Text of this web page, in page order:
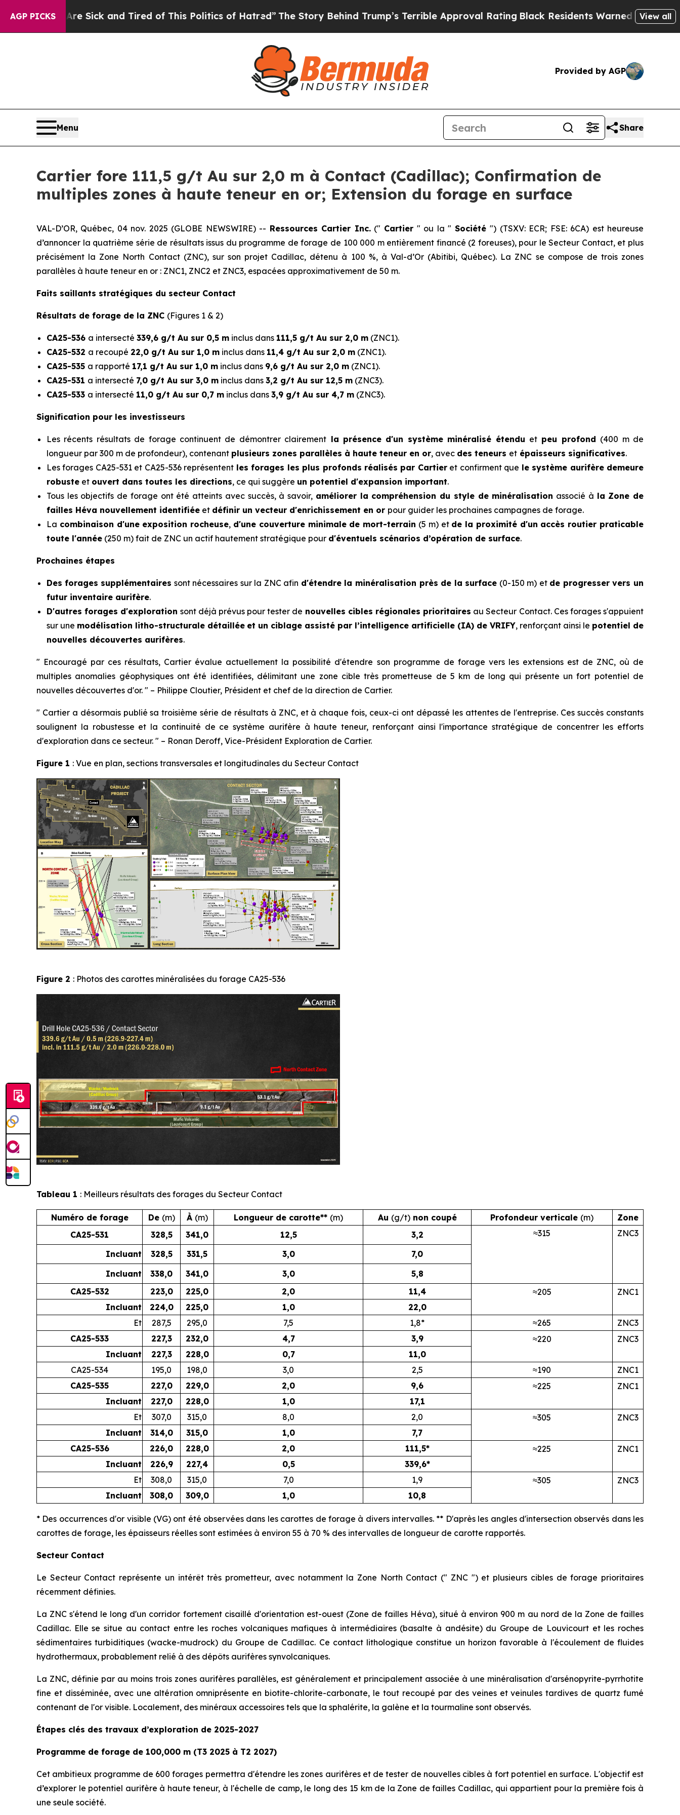
AGP PICKS
Are Sick and Tired of This Politics of Hatred”The Story Behind Trump’s Terrible Approval RatingBlack Residents Warned of Abusive Cops for
View all
Provided by AGP
Menu Share
Cartier fore 111,5 g/t Au sur 2,0 m à Contact (Cadillac); Confirmation de
multiples zones à haute teneur en or; Extension du forage en surface
VAL-D’OR, Québec, 04 nov. 2025 (GLOBE NEWSWIRE) -- Ressources Cartier Inc.(″ Cartier ″ ou la ″ Société″) (TSXV: ECR; FSE: 6CA) est heureuse
d’annoncer la quatrième série de résultats issus du programme de forage de 100 000 m entièrement financé (2 foreuses), pour le Secteur Contact, et plus
précisément la Zone North Contact (ZNC), sur son projet Cadillac, détenu à 100 %, à Val-d’Or (Abitibi, Québec). La ZNC se compose de trois zones
parallèles à haute teneur en or : ZNC1, ZNC2 et ZNC3, espacées approximativement de 50 m.
Faits saillants stratégiques du secteur Contact
Résultats de forage de la ZNC (Figures 1 & 2)
CA25-536 a intersecté 339,6 g/t Au sur 0,5 m inclus dans 111,5 g/t Au sur 2,0 m (ZNC1).
CA25-532 a recoupé 22,0 g/t Au sur 1,0 m inclus dans 11,4 g/t Au sur 2,0 m (ZNC1).
CA25-535 a rapporté 17,1 g/t Au sur 1,0 m inclus dans 9,6 g/t Au sur 2,0 m (ZNC1).
CA25-531 a intersecté 7,0 g/t Au sur 3,0 m inclus dans 3,2 g/t Au sur 12,5 m (ZNC3).
CA25-533 a intersecté 11,0 g/t Au sur 0,7 m inclus dans 3,9 g/t Au sur 4,7 m (ZNC3).
Signification pour les investisseurs
Les récents résultats de forage continuent de démontrer clairement la présence d'un système minéralisé étendu et peu profond (400 m de
longueur par 300 m de profondeur), contenant plusieurs zones parallèles à haute teneur en or, avec des teneurs et épaisseurs significatives.
Les forages CA25-531 et CA25-536 représentent les forages les plus profonds réalisés par Cartieret confirment que le système aurifère demeure
robuste et ouvert dans toutes les directions, ce qui suggère un potentiel d'expansion important.
Tous les objectifs de forage ont été atteints avec succès, à savoir, améliorer la compréhension du style de minéralisation associé à la Zone de
failles Héva nouvellement identifiée et définir un vecteur d'enrichissement en or pour guider les prochaines campagnes de forage.
La combinaison d'une exposition rocheuse, d'une couverture minimale de mort-terrain (5 m) et de la proximité d'un accès routier praticable
toute l'année (250 m) fait de ZNC un actif hautement stratégique pour d'éventuels scénarios d’opération de surface.
Prochaines étapes
Des forages supplémentaires sont nécessaires sur la ZNC afin d'étendre la minéralisation près de la surface (0-150 m) et de progresser vers un
futur inventaire aurifère.
D'autres forages d'exploration sont déjà prévus pour tester de nouvelles cibles régionales prioritaires au Secteur Contact. Ces forages s'appuient
sur une modélisation litho-structurale détaillée et un ciblage assisté par l’intelligence artificielle (IA) de VRIFY, renforçant ainsi le potentiel de
nouvelles découvertes aurifères.
" Encouragé par ces résultats, Cartier évalue actuellement la possibilité d'étendre son programme de forage vers les extensions est de ZNC, où de
multiples anomalies géophysiques ont été identifiées, délimitant une zone cible très prometteuse de 5 km de long qui présente un fort potentiel de
nouvelles découvertes d'or. " – Philippe Cloutier, Président et chef de la direction de Cartier.
" Cartier a désormais publié sa troisième série de résultats à ZNC, et à chaque fois, ceux-ci ont dépassé les attentes de l'entreprise. Ces succès constants
soulignent la robustesse et la continuité de ce système aurifère à haute teneur, renforçant ainsi l'importance stratégique de concentrer les efforts
d'exploration dans ce secteur. " – Ronan Deroff, Vice-Président Exploration de Cartier.
Figure 1 : Vue en plan, sections transversales et longitudinales du Secteur Contact
Figure 2 : Photos des carottes minéralisées du forage CA25-536
Tableau 1 : Meilleurs résultats des forages du Secteur Contact
Numéro de forage De (m) À (m) Longueur de carotte** (m) Au (g/t)non coupé Profondeur verticale (m)
Zone
CA25-531
328,5 341,0 12,5 3,2 ≈315 ZNC3
Incluant 328,5 331,5 3,0
7,0
Incluant
338,0 341,0 3,0
5,8
CA25-532
223,0 225,0 2,0 11,4 ≈205
ZNC1
Incluant
224,0 225,0 1,0
22,0
Et
287,5 295,0 7,5 1,8* ≈265
ZNC3
CA25-533
227,3 232,0 4,7 3,9 ≈220
ZNC3
Incluant
227,3 228,0 0,7
11,0
CA25-534
195,0 198,0 3,0 2,5 ≈190
ZNC1
CA25-535
227,0 229,0 2,0 9,6 ≈225
ZNC1
Incluant
227,0 228,0 1,0
17,1
Et
307,0 315,0 8,0 2,0 ≈305
ZNC3
Incluant
314,0 315,0 1,0
7,7
CA25-536
226,0 228,0 2,0 111,5* ≈225
ZNC1
Incluant
226,9 227,4 0,5
339,6*
Et
308,0 315,0 7,0 1,9 ≈305
ZNC3
Incluant
308,0 309,0 1,0 10,8
* Des occurrences d'or visible (VG) ont été observées dans les carottes de forage à divers intervalles. ** D'après les angles d'intersection observés dans les
carottes de forage, les épaisseurs réelles sont estimées à environ 55 à 70 % des intervalles de longueur de carotte rapportés.
Secteur Contact
Le Secteur Contact représente un intérêt très prometteur, avec notamment la Zone North Contact (" ZNC ") et plusieurs cibles de forage prioritaires
récemment définies.
La ZNC s'étend le long d'un corridor fortement cisaillé d'orientation est-ouest (Zone de failles Héva), situé à environ 900 m au nord de la Zone de failles
Cadillac. Elle se situe au contact entre les roches volcaniques mafiques à intermédiaires (basalte à andésite) du Groupe de Louvicourt et les roches
sédimentaires turbiditiques (wacke-mudrock) du Groupe de Cadillac. Ce contact lithologique constitue un horizon favorable à l'écoulement de fluides
hydrothermaux, probablement relié à des dépôts aurifères synvolcaniques.
La ZNC, définie par au moins trois zones aurifères parallèles, est généralement et principalement associée à une minéralisation d'arsénopyrite-pyrrhotite
fine et disséminée, avec une altération omniprésente en biotite-chlorite-carbonate, le tout recoupé par des veines et veinules tardives de quartz fumé
contenant de l'or visible. Localement, des minéraux accessoires tels que la sphalérite, la galène et la tourmaline sont observés.
Étapes clés des travaux d’exploration de 2025-2027
Programme de forage de 100,000 m (T3 2025 à T2 2027)
Cet ambitieux programme de 600 forages permettra d'étendre les zones aurifères et de tester de nouvelles cibles à fort potentiel en surface. L'objectif est
d’explorer le potentiel aurifère à haute teneur, à l'échelle de camp, le long des 15 km de la Zone de failles Cadillac, qui appartient pour la première fois à
une seule société.